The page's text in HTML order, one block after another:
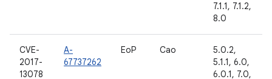
7.1.1, 7.1.2,
8.0
CVE-
2017-
13078
A-
67737262
EoP Cao
5.0.2,
5.1.1, 6.0,
6.0.1, 7.0,